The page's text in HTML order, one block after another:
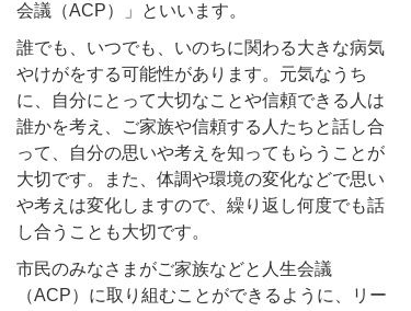
会議（ACP）」といいます。
誰でも、いつでも、いのちに関わる大きな病気
やけがをする可能性があります。元気なうち
に、自分にとって大切なことや信頼できる人は
誰かを考え、ご家族や信頼する人たちと話し合
って、自分の思いや考えを知ってもらうことが
大切です。また、体調や環境の変化などで思い
や考えは変化しますので、繰り返し何度でも話
し合うことも大切です。
市民のみなさまがご家族などと人生会議
（ACP）に取り組むことができるように、リー